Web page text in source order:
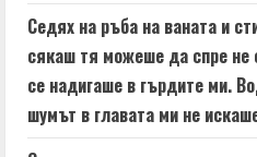
Седях на ръба на ваната и
сякаш тя можеше да спре не
се надигаше в гърдите ми.
шумът в главата ми не